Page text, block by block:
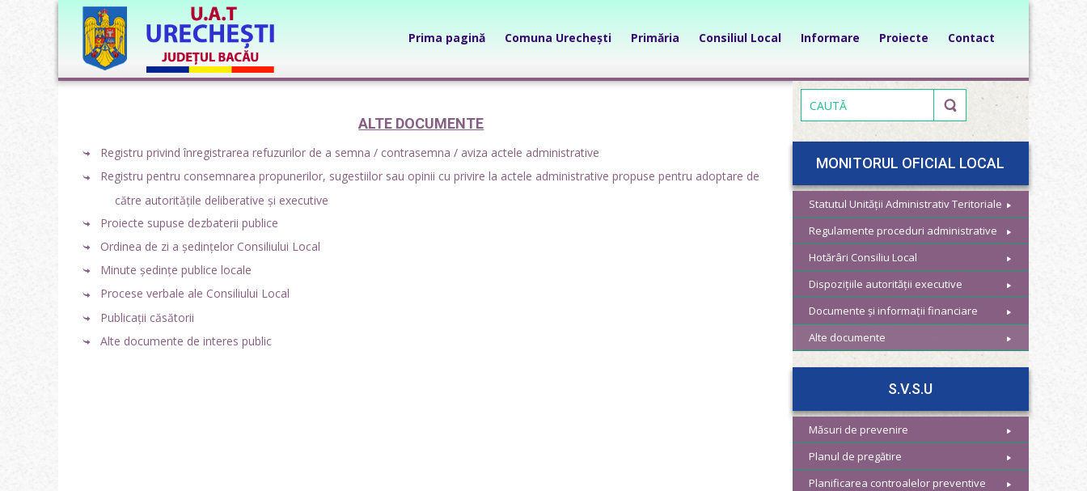
Prima pagină Comuna Urechești Primăria Consiliul Local Informare Proiecte Contact
ALTE DOCUMENTE
Registru privind înregistrarea refuzurilor de a semna / contrasemna / aviza actele administrative
Registru pentru consemnarea propunerilor, sugestiilor sau opinii cu privire la actele administrative propuse pentru adoptare de
către autoritățile deliberative și executive
Proiecte supuse dezbaterii publice
Ordinea de zi a ședințelor Consiliului Local
Minute ședințe publice locale
Procese verbale ale Consiliului Local
Publicații căsătorii
Alte documente de interes public
MONITORUL OFICIAL LOCAL
Statutul Unității Administrativ Teritoriale
Regulamente proceduri administrative
Hotărâri Consiliu Local
Dispozițiile autorității executive
Documente și informații financiare
Alte documente
S.V.S.U
Măsuri de prevenire
Planul de pregătire
Planificarea controalelor preventive